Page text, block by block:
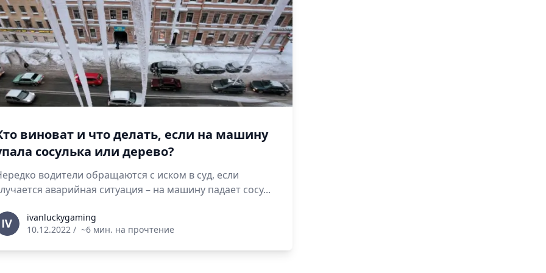
виноват и что делать, если на машину
сосулька или дерево?
водители обращаются с иском в суд, если
аварийная ситуация – на машину падает сосу...
ivanluckygaming
10.12.2022 / ~6 мин. на прочтение